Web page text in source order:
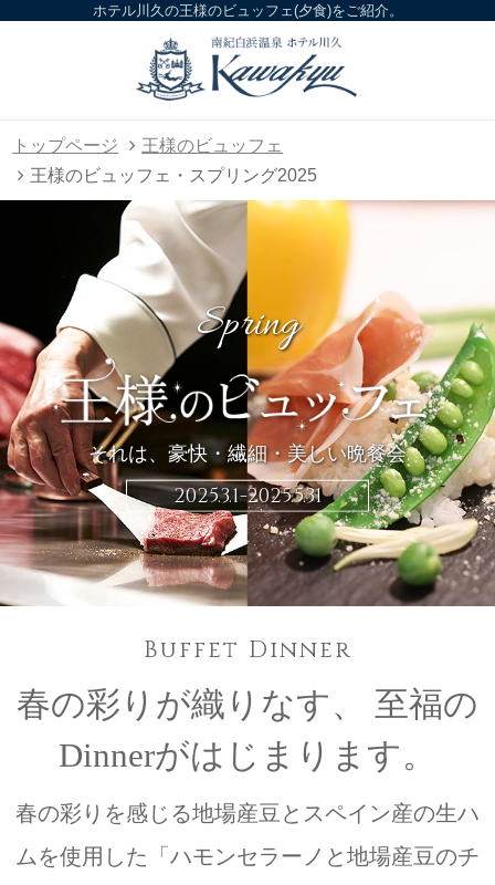
ホテル川久の王様のビュッフェ(夕食)をご紹介。
トップページ
王様のビュッフェ
王様のビュッフェ・スプリング2025
Spring
それは、豪快・繊細・美しい晩餐会
2025.3.1-2025.5.31
Buffet Dinner
春の彩りが織りなす、
至福の
Dinnerがはじまります。
春の彩りを感じる地場産豆とスペイン産の生ハ
ムを使用した「ハモンセラーノと地場産豆のチ